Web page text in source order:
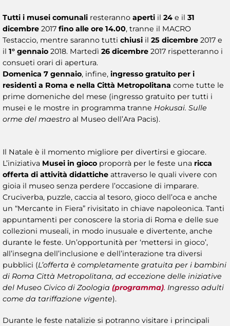
Tutti i musei comunali resteranno aperti il 24 e il 31
dicembre 2017 fino alle ore 14.00, tranne il MACRO
Testaccio, mentre saranno tutti chiusi il 25 dicembre 2017 e
il 1° gennaio 2018. Martedì 26 dicembre 2017 rispetteranno i
consueti orari di apertura.
Domenica 7 gennaio, infine, ingresso gratuito per i
residenti a Roma e nella Città Metropolitana come tutte le
prime domeniche del mese (ingresso gratuito per tutti i
musei e le mostre in programma tranne Hokusai. Sulle
orme del maestro al Museo dell’Ara Pacis).
Il Natale è il momento migliore per divertirsi e giocare.
L’iniziativa Musei in gioco proporrà per le feste una ricca
offerta di attività didattiche attraverso le quali vivere con
gioia il museo senza perdere l’occasione di imparare.
Cruciverba, puzzle, caccia al tesoro, gioco dell’oca e anche
un “Mercante in Fiera” rivisitato in chiave napoleonica. Tanti
appuntamenti per conoscere la storia di Roma e delle sue
collezioni museali, in modo inusuale e divertente, anche
durante le feste. Un’opportunità per ‘mettersi in gioco’,
all’insegna dell’inclusione e dell’interazione tra diversi
pubblici (L’offerta è completamente gratuita per i bambini
di Roma Città Metropolitana, ad eccezione delle iniziative
del Museo Civico di Zoologia (programma). Ingresso adulti
come da tariffazione vigente).
Durante le feste natalizie si potranno visitare i principali